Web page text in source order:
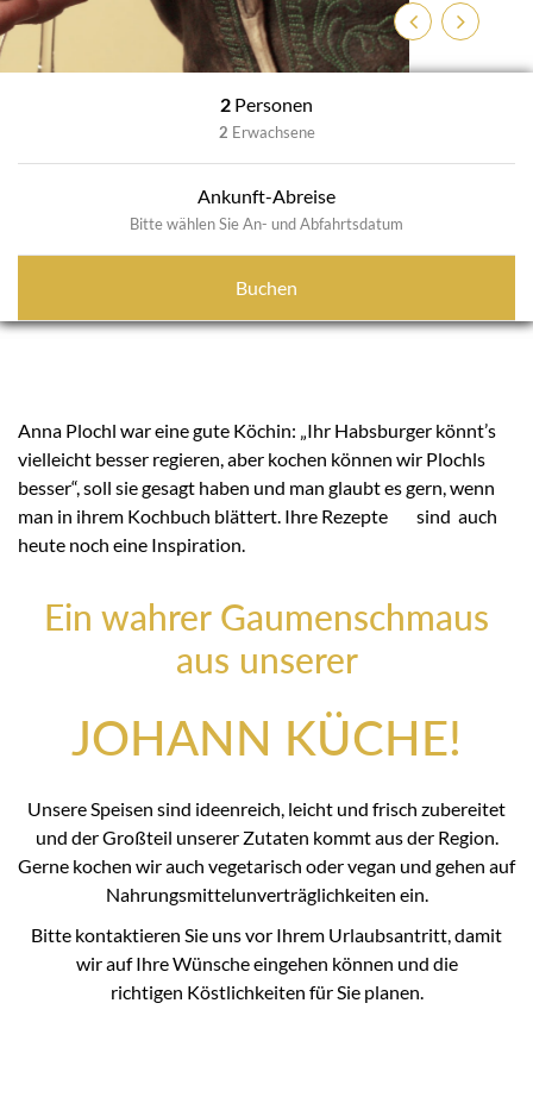
ZurückWeiter
2 Personen
2 Erwachsene
Ankunft-Abreise
Bitte wählen Sie An- und Abfahrtsdatum
Buchen
Anna Plochl war eine gute Köchin: „Ihr Habsburger könnt’s
vielleicht besser regieren, aber kochen können wir Plochls
besser“, soll sie gesagt haben und man glaubt es gern, wenn
man in ihrem Kochbuch blättert. Ihre Rezepte sind auch
heute noch eine Inspiration.
Ein wahrer Gaumenschmaus
aus unserer
JOHANN KÜCHE!
Unsere Speisen sind ideenreich, leicht und frisch zubereitet
und der Großteil unserer Zutaten kommt aus der Region.
Gerne kochen wir auch vegetarisch oder vegan und gehen auf
Nahrungsmittelunverträglichkeiten ein.
Bitte kontaktieren Sie uns vor Ihrem Urlaubsantritt, damit
wir auf Ihre Wünsche eingehen können und die
richtigen Köstlichkeiten für Sie planen.